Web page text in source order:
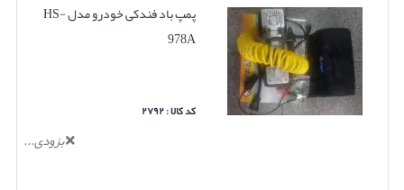
پمپ باد فندکی خودرو مدل HS-
978A
کد کالا : ۲۷۹۲
بزودی...